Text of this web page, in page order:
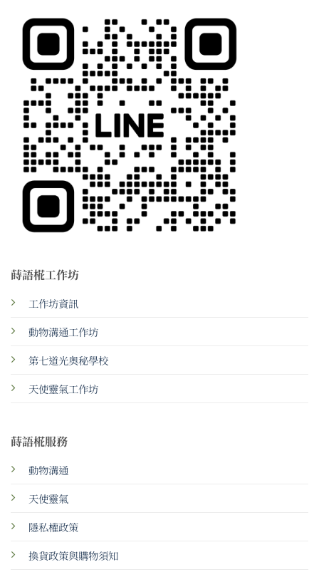
蒔語椛工作坊
工作坊資訊
動物溝通工作坊
第七道光奧秘學校
天使靈氣工作坊
蒔語椛服務
動物溝通
天使靈氣
隱私權政策
換貨政策與購物須知